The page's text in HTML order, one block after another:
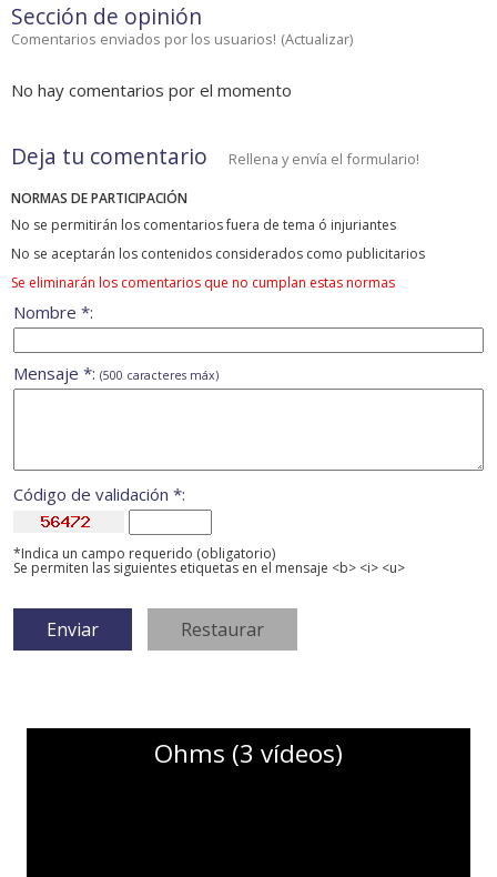
Sección de opinión
Comentarios enviados por los usuarios! (Actualizar)
No hay comentarios por el momento
Deja tu comentario Rellena y envía el formulario!
NORMAS DE PARTICIPACIÓN
No se permitirán los comentarios fuera de tema ó injuriantes
No se aceptarán los contenidos considerados como publicitarios
Se eliminarán los comentarios que no cumplan estas normas
Nombre *:
Mensaje *: (500 caracteres máx)
Código de validación *:
*Indica un campo requerido (obligatorio)
Se permiten las siguientes etiquetas en el mensaje <b> <i> <u>
Ohms (3 vídeos)